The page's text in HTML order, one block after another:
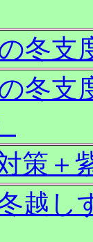
冬
冬
策＋
越し